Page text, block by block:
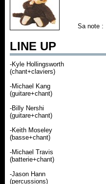
Sa note :
LINE UP
-Kyle Hollingsworth
(chant+claviers)
-Michael Kang
(guitare+chant)
-Billy Nershi
(guitare+chant)
-Keith Moseley
(basse+chant)
-Michael Travis
(batterie+chant)
-Jason Hann
(percussions)